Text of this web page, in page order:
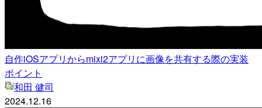
自作iOSアプリからmixi2アプリに画像を共有する際の実装
ポイント
和田 健司
2024.12.16